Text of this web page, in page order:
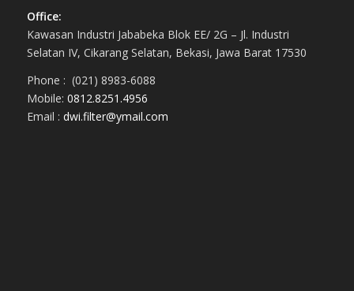
Office:
Kawasan Industri Jababeka Blok EE/ 2G – Jl. Industri
Selatan IV, Cikarang Selatan, Bekasi, Jawa Barat 17530
Phone : (021) 8983-6088
Mobile: 0812.8251.4956
Email : dwi.filter@ymail.com